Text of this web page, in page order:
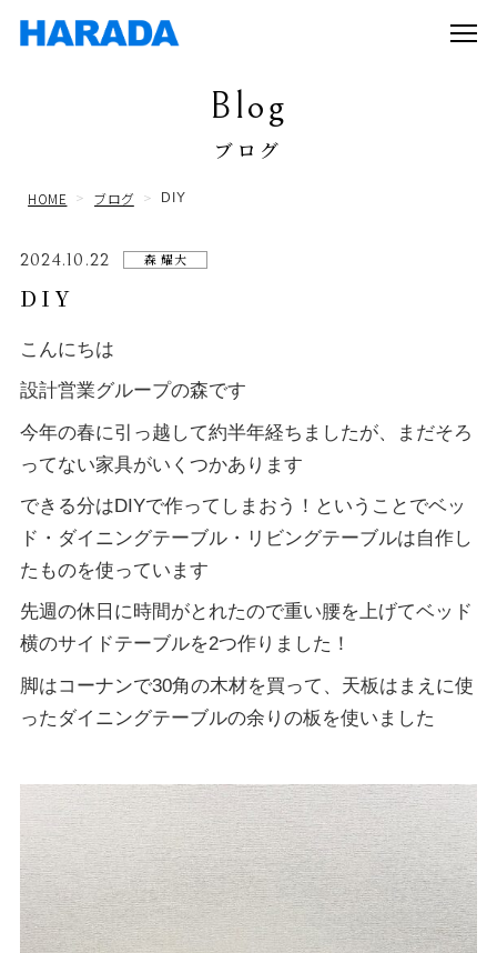
Blog
ブログ
HOME ブログ DIY
2024.10.22 森 耀大
DIY
こんにちは
設計営業グループの森です
今年の春に引っ越して約半年経ちましたが、まだそろ
ってない家具がいくつかあります
できる分はDIYで作ってしまおう！ということでベッ
ド・ダイニングテーブル・リビングテーブルは自作し
たものを使っています
先週の休日に時間がとれたので重い腰を上げてベッド
横のサイドテーブルを2つ作りました！
脚はコーナンで30角の木材を買って、天板はまえに使
ったダイニングテーブルの余りの板を使いました